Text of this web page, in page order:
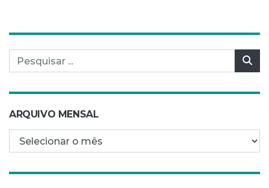
Pesquisar por:
ARQUIVO MENSAL
Arquivo mensal